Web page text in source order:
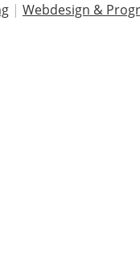
| Webdesign &